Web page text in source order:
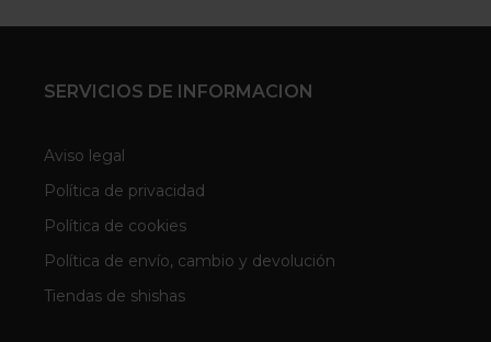
SERVICIOS DE INFORMACION
Aviso legal
Política de privacidad
Política de cookies
Política de envío, cambio y devolución
Tiendas de shishas